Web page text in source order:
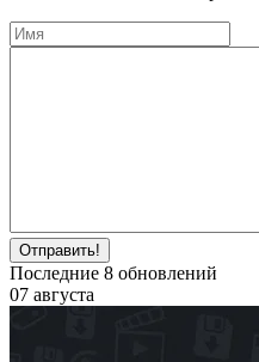
Отправить!
Последние 8 обновлений
07 августа